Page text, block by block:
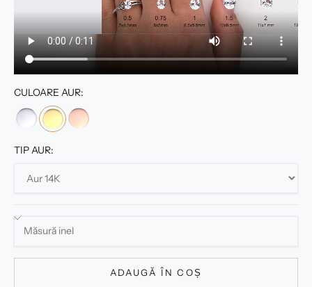
CULOARE AUR:
TIP AUR:
ADAUGĂ ÎN COȘ